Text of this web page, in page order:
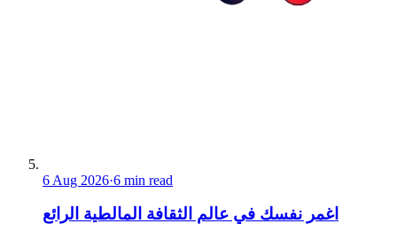
6 Aug 2026·6 min read
اغمر نفسك في عالم الثقافة المالطية الرائع